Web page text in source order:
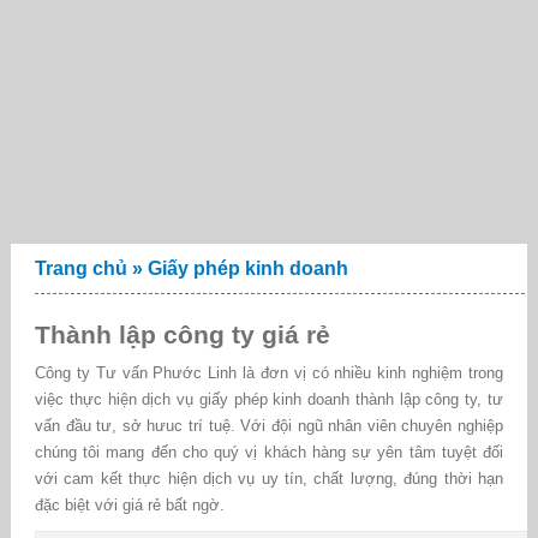
Thành lập công ty giá rẻ
Công ty Tư vấn Phước Linh là đơn vị có nhiều kinh nghiệm trong
việc thực hiện dịch vụ giấy phép kinh doanh thành lập công ty, tư
vấn đầu tư, sở hưuc trí tuệ. Với đội ngũ nhân viên chuyên nghiệp
chúng tôi mang đến cho quý vị khách hàng sự yên tâm tuyệt đối
với cam kết thực hiện dịch vụ uy tín, chất lượng, đúng thời hạn
đặc biệt với giá rẻ bất ngờ.
Trang chủ » Giấy phép kinh doanh